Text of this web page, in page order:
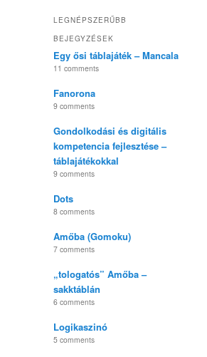
LEGNÉPSZERŰBB
BEJEGYZÉSEK
Egy ősi táblajáték – Mancala
11 comments
Fanorona
9 comments
Gondolkodási és digitális
kompetencia fejlesztése –
táblajátékokkal
9 comments
Dots
8 comments
Amőba (Gomoku)
7 comments
„tologatós” Amőba –
sakktáblán
6 comments
Logikaszinó
5 comments